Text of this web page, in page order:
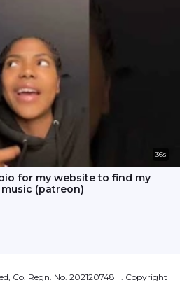
36s
for my website to find my
(patreon)
Co. Regn. No. 202120748H. Copyright